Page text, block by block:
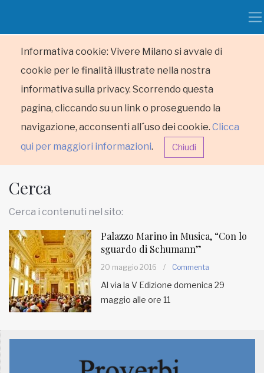
Informativa cookie: Vivere Milano si avvale di
cookie per le finalità illustrate nella nostra
informativa sulla privacy. Scorrendo questa
pagina, cliccando su un link o proseguendo la
navigazione, acconsenti all´uso dei cookie. Clicca
qui per maggiori informazioni. Chiudi
HOME
RUBRICHE
MUNICIPI
Cerca
Cerca i contenuti nel sito:
Palazzo Marino in Musica, “Con lo
sguardo di Schumann”
20 maggio 2016 / Commenta
Al via la V Edizione domenica 29
maggio alle ore 11